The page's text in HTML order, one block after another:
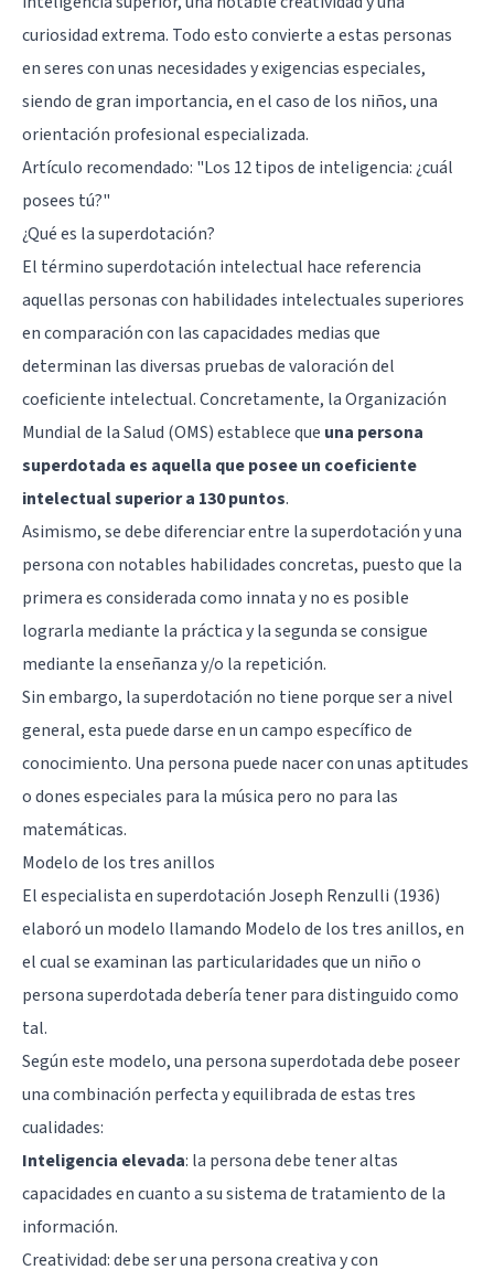
curiosidad extrema. Todo esto convierte a estas personas
en seres con unas necesidades y exigencias especiales,
siendo de gran importancia, en el caso de los niños, una
orientación profesional especializada.
Artículo recomendado: "Los 12 tipos de inteligencia: ¿cuál
posees tú?"
¿Qué es la superdotación?
El término superdotación intelectual hace referencia
aquellas personas con habilidades intelectuales superiores
en comparación con las capacidades medias que
determinan las diversas pruebas de valoración del
coeficiente intelectual. Concretamente, la Organización
Mundial de la Salud (OMS) establece que una persona
superdotada es aquella que posee un coeficiente
intelectual superior a 130 puntos.
Asimismo, se debe diferenciar entre la superdotación y una
persona con notables habilidades concretas, puesto que la
primera es considerada como innata y no es posible
lograrla mediante la práctica y la segunda se consigue
mediante la enseñanza y/o la repetición.
Sin embargo, la superdotación no tiene porque ser a nivel
general, esta puede darse en un campo específico de
conocimiento. Una persona puede nacer con unas aptitudes
o dones especiales para la música pero no para las
matemáticas.
Modelo de los tres anillos
El especialista en superdotación Joseph Renzulli (1936)
elaboró un modelo llamando Modelo de los tres anillos, en
el cual se examinan las particularidades que un niño o
persona superdotada debería tener para distinguido como
tal.
Según este modelo, una persona superdotada debe poseer
una combinación perfecta y equilibrada de estas tres
cualidades:
Inteligencia elevada: la persona debe tener altas
capacidades en cuanto a su sistema de tratamiento de la
información.
Creatividad: debe ser una persona creativa y con